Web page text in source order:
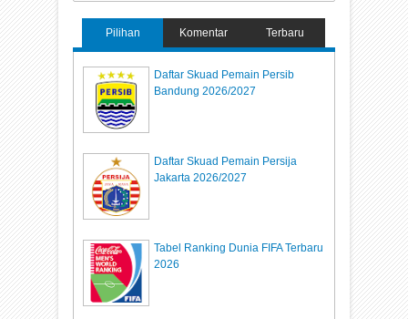
Pilihan Komentar Terbaru
Daftar Skuad Pemain Persib
Bandung 2026/2027
Daftar Skuad Pemain Persija
Jakarta 2026/2027
Tabel Ranking Dunia FIFA Terbaru
2026